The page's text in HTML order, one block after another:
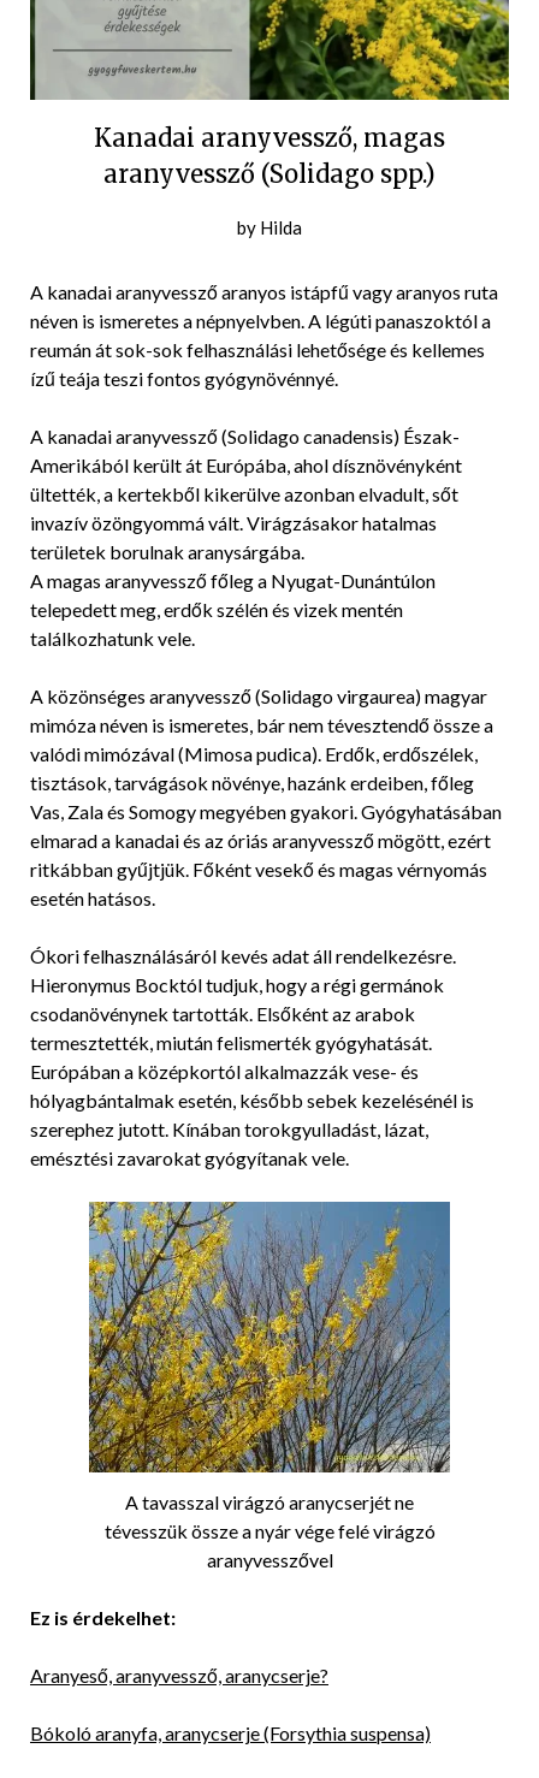
Kanadai aranyvessző, magas
aranyvessző (Solidago spp.)
Posted
2016-
10-
14
by Hilda
A kanadai aranyvessző aranyos istápfű vagy aranyos ruta
néven is ismeretes a népnyelvben. A légúti panaszoktól a
reumán át sok-sok felhasználási lehetősége és kellemes
ízű teája teszi fontos gyógynövénnyé.
A kanadai aranyvessző (Solidago canadensis) Észak-
Amerikából került át Európába, ahol dísznövényként
ültették, a kertekből kikerülve azonban elvadult, sőt
invazív özöngyommá vált. Virágzásakor hatalmas
területek borulnak aranysárgába.
A magas aranyvessző főleg a Nyugat-Dunántúlon
telepedett meg, erdők szélén és vizek mentén
találkozhatunk vele.
A közönséges aranyvessző (Solidago virgaurea) magyar
mimóza néven is ismeretes, bár nem tévesztendő össze a
valódi mimózával (Mimosa pudica). Erdők, erdőszélek,
tisztások, tarvágások növénye, hazánk erdeiben, főleg
Vas, Zala és Somogy megyében gyakori. Gyógyhatásában
elmarad a kanadai és az óriás aranyvessző mögött, ezért
ritkábban gyűjtjük. Főként vesekő és magas vérnyomás
esetén hatásos.
Ókori felhasználásáról kevés adat áll rendelkezésre.
Hieronymus Bocktól tudjuk, hogy a régi germánok
csodanövénynek tartották. Elsőként az arabok
termesztették, miután felismerték gyógyhatását.
Európában a középkortól alkalmazzák vese- és
hólyagbántalmak esetén, később sebek kezelésénél is
szerephez jutott. Kínában torokgyulladást, lázat,
emésztési zavarokat gyógyítanak vele.
A tavasszal virágzó aranycserjét ne
tévesszük össze a nyár vége felé virágzó
aranyvesszővel
Ez is érdekelhet:
Aranyeső, aranyvessző, aranycserje?
Bókoló aranyfa, aranycserje (Forsythia suspensa)